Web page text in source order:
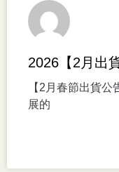
2026【2月出
【2月春節出貨
展的